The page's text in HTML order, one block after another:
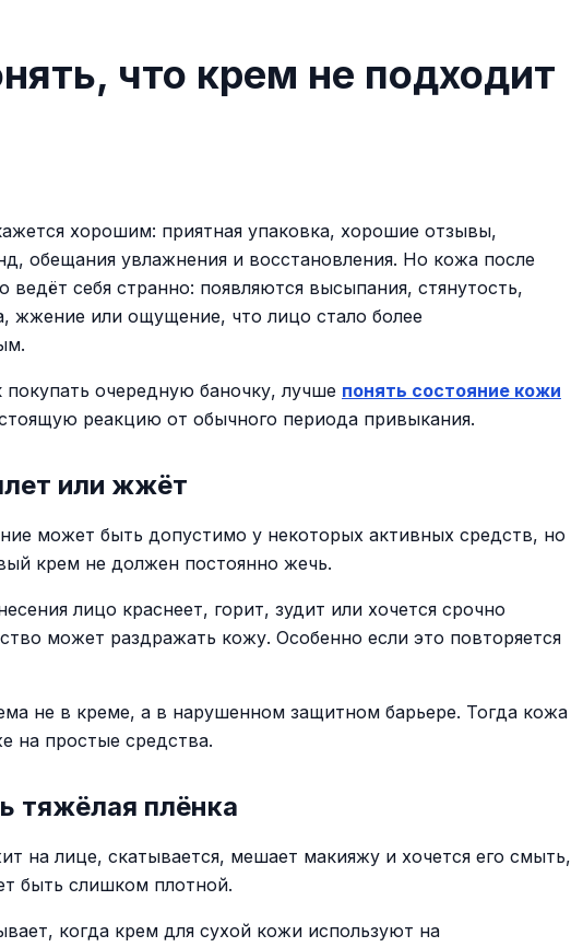
что крем не подходит
хорошим: приятная упаковка, хорошие отзывы,
обещания увлажнения и восстановления. Но кожа после
ведёт себя странно: появляются высыпания, стянутость,
жжение или ощущение, что лицо стало более
очередную баночку, лучше понять состояние кожи
реакцию от обычного периода привыкания.
или жжёт
может быть допустимо у некоторых активных средств, но
крем не должен постоянно жечь.
лицо краснеет, горит, зудит или хочется срочно
может раздражать кожу. Особенно если это повторяется
не в креме, а в нарушенном защитном барьере. Тогда кожа
на простые средства.
тяжёлая плёнка
на лице, скатывается, мешает макияжу и хочется его смыть,
быть слишком плотной.
когда крем для сухой кожи используют на